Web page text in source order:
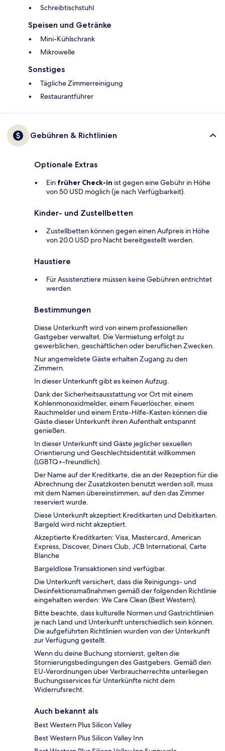
Schreibtischstuhl
Speisen und Getränke
Mini-Kühlschrank
Mikrowelle
Sonstiges
Tägliche Zimmerreinigung
Restaurantführer
Gebühren & Richtlinien
Optionale Extras
Ein früher Check-in ist gegen eine Gebühr in Höhe
von 50 USD möglich (je nach Verfügbarkeit).
Kinder- und Zustellbetten
Zustellbetten können gegen einen Aufpreis in Höhe
von 20.0 USD pro Nacht bereitgestellt werden.
Haustiere
Für Assistenztiere müssen keine Gebühren entrichtet
werden
Bestimmungen
Diese Unterkunft wird von einem professionellen
Gastgeber verwaltet. Die Vermietung erfolgt zu
gewerblichen, geschäftlichen oder beruflichen Zwecken.
Nur angemeldete Gäste erhalten Zugang zu den
Zimmern.
In dieser Unterkunft gibt es keinen Aufzug.
Dank der Sicherheitsausstattung vor Ort mit einem
Kohlenmonoxidmelder, einem Feuerlöscher, einem
Rauchmelder und einem Erste-Hilfe-Kasten können die
Gäste dieser Unterkunft ihren Aufenthalt entspannt
genießen.
In dieser Unterkunft sind Gäste jeglicher sexuellen
Orientierung und Geschlechtsidentität willkommen
(LGBTQ+-freundlich).
Der Name auf der Kreditkarte, die an der Rezeption für die
Abrechnung der Zusatzkosten benutzt werden soll, muss
mit dem Namen übereinstimmen, auf den das Zimmer
reserviert wurde.
Diese Unterkunft akzeptiert Kreditkarten und Debitkarten.
Bargeld wird nicht akzeptiert.
Akzeptierte Kreditkarten: Visa, Mastercard, American
Express, Discover, Diners Club, JCB International, Carte
Blanche
Bargeldlose Transaktionen sind verfügbar.
Die Unterkunft versichert, dass die Reinigungs- und
Desinfektionsmaßnahmen gemäß der folgenden Richtlinie
eingehalten werden: We Care Clean (Best Western).
Bitte beachte, dass kulturelle Normen und Gastrichtlinien
je nach Land und Unterkunft unterschiedlich sein können.
Die aufgeführten Richtlinien wurden von der Unterkunft
zur Verfügung gestellt.
Wenn du deine Buchung stornierst, gelten die
Stornierungsbedingungen des Gastgebers. Gemäß den
EU-Verordnungen über Verbraucherrechte unterliegen
Buchungsservices für Unterkünfte nicht dem
Widerrufsrecht.
Auch bekannt als
Best Western Plus Silicon Valley
Best Western Plus Silicon Valley Inn